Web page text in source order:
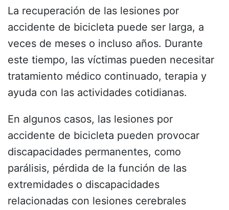
La recuperación de las lesiones por
accidente de bicicleta puede ser larga, a
veces de meses o incluso años. Durante
este tiempo, las víctimas pueden necesitar
tratamiento médico continuado, terapia y
ayuda con las actividades cotidianas.
En algunos casos, las lesiones por
accidente de bicicleta pueden provocar
discapacidades permanentes, como
parálisis, pérdida de la función de las
extremidades o discapacidades
relacionadas con lesiones cerebrales